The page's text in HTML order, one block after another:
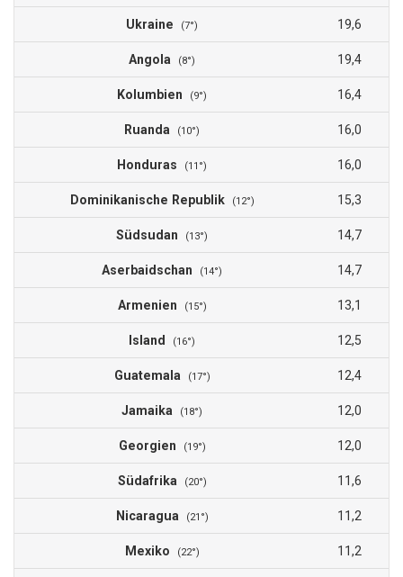
Ukraine (7°) 19,6
Angola (8°) 19,4
Kolumbien (9°) 16,4
Ruanda (10°) 16,0
Honduras (11°) 16,0
Dominikanische Republik (12°) 15,3
Südsudan (13°) 14,7
Aserbaidschan (14°) 14,7
Armenien (15°) 13,1
Island (16°) 12,5
Guatemala (17°) 12,4
Jamaika (18°) 12,0
Georgien (19°) 12,0
Südafrika (20°) 11,6
Nicaragua (21°) 11,2
Mexiko (22°) 11,2